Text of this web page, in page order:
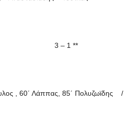
3 – 1 **
, 60΄ Λάππας, 85΄ Πολυζωϊδης /